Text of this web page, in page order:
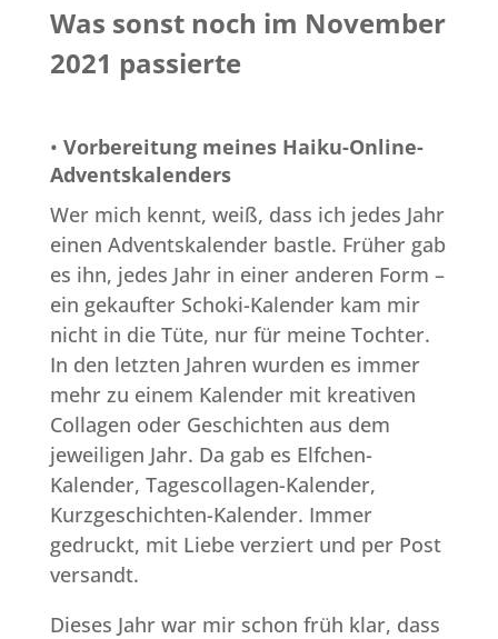
Was sonst noch im November
2021 passierte
• Vorbereitung meines Haiku-Online-
Adventskalenders
Wer mich kennt, weiß, dass ich jedes Jahr
einen Adventskalender bastle. Früher gab
es ihn, jedes Jahr in einer anderen Form –
ein gekaufter Schoki-Kalender kam mir
nicht in die Tüte, nur für meine Tochter.
In den letzten Jahren wurden es immer
mehr zu einem Kalender mit kreativen
Collagen oder Geschichten aus dem
jeweiligen Jahr. Da gab es Elfchen-
Kalender, Tagescollagen-Kalender,
Kurzgeschichten-Kalender. Immer
gedruckt, mit Liebe verziert und per Post
versandt.
Dieses Jahr war mir schon früh klar, dass